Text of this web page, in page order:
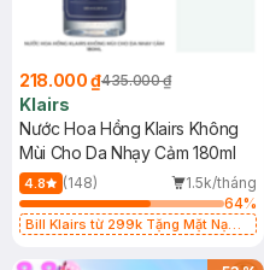
218.000 ₫435.000 ₫
Klairs
Nước Hoa Hồng Klairs Không
Mùi Cho Da Nhạy Cảm 180ml
4.8 (148)
1.5k/tháng
64%
Bill Klairs từ 299k Tặng Mặt Nạ
25ml (SL Có Hạn)